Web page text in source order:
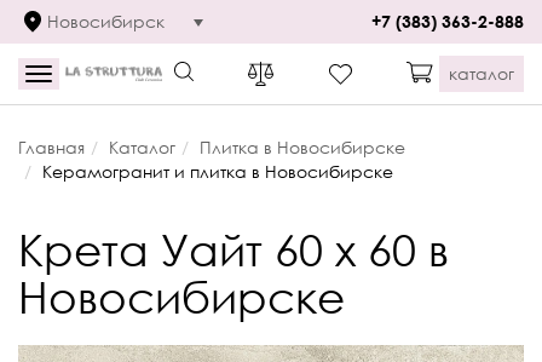
Новосибирск +7 (383) 363-2-888
Toggle
navigation
каталог
Главная Каталог
Плитка в Новосибирске
Керамогранит и плитка в Новосибирске
Крета Уайт 60 x 60 в
Новосибирске